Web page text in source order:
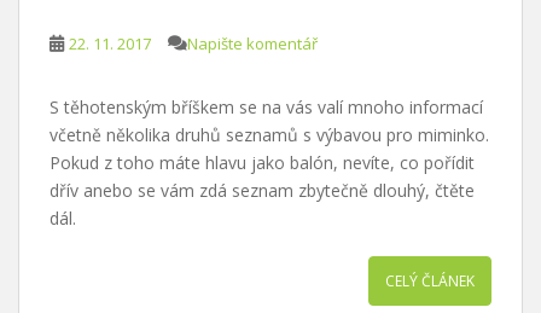
22. 11. 2017 Napište komentář
S těhotenským bříškem se na vás valí mnoho informací
včetně několika druhů seznamů s výbavou pro miminko.
Pokud z toho máte hlavu jako balón, nevíte, co pořídit
dřív anebo se vám zdá seznam zbytečně dlouhý, čtěte
dál.
CELÝ ČLÁNEK